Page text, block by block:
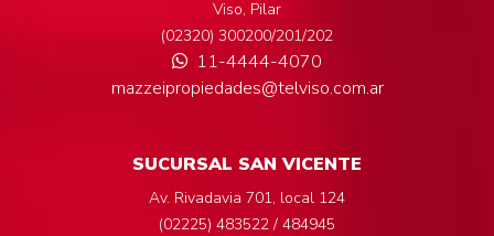
Viso, Pilar
(02320) 300200/201/202
11-4444-4070
mazzeipropiedades@telviso.com.ar
SUCURSAL SAN VICENTE
Av. Rivadavia 701, local 124
(02225) 483522 / 484945